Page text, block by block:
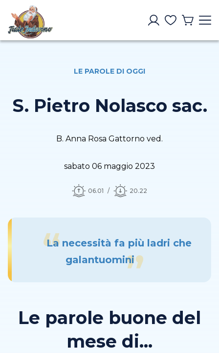
LE PAROLE DI OGGI
S. Pietro Nolasco sac.
B. Anna Rosa Gattorno ved.
sabato 06 maggio 2023
06.01 20.22
La necessità fa più ladri che
galantuomini
Le parole buone del
mese di...